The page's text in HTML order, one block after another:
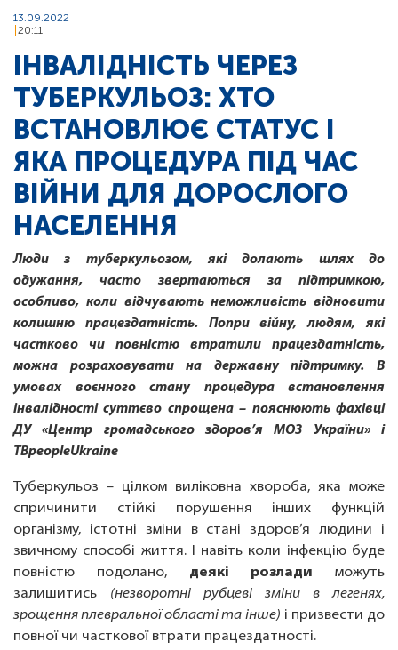
13.09.2022
20:11
ІНВАЛІДНІСТЬ ЧЕРЕЗ
ТУБЕРКУЛЬОЗ: ХТО
ВСТАНОВЛЮЄ СТАТУС І
ЯКА ПРОЦЕДУРА ПІД ЧАС
ВІЙНИ ДЛЯ ДОРОСЛОГО
НАСЕЛЕННЯ
Люди з туберкульозом, які долають шлях до
одужання, часто звертаються за підтримкою,
особливо, коли відчувають неможливість відновити
колишню працездатність. Попри війну, людям, які
частково чи повністю втратили працездатність,
можна розраховувати на державну підтримку. В
умовах воєнного стану процедура встановлення
інвалідності суттєво спрощена – пояснюють фахівці
ДУ «Центр громадського здоров’я МОЗ України» і
TBpeopleUkraine
Туберкульоз – цілком виліковна хвороба, яка може
спричинити стійкі порушення інших функцій
організму, істотні зміни в стані здоров’я людини і
звичному способі життя. І навіть коли інфекцію буде
повністю подолано, деякі розлади можуть
залишитись (незворотні рубцеві зміни в легенях,
зрощення плевральної області та інше) і призвести до
повної чи часткової втрати працездатності.